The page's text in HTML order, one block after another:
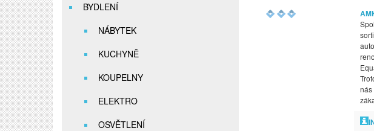
BYDLENÍ
NÁBYTEK
KUCHYNĚ
KOUPELNY
ELEKTRO
OSVĚTLENÍ
nás